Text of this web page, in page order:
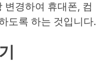
변경하여 휴대폰, 컴
도록 하는 것입니다.